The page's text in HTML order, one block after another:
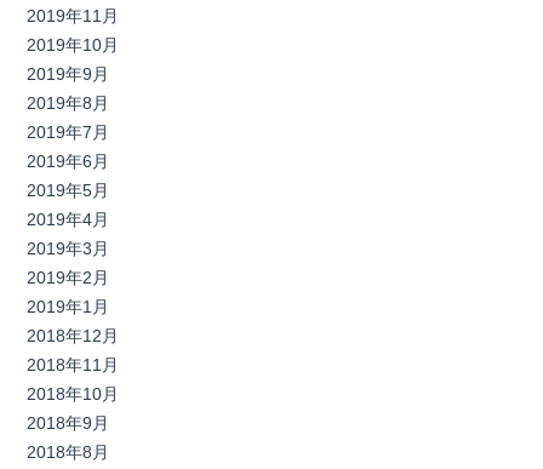
2019年11月
2019年10月
2019年9月
2019年8月
2019年7月
2019年6月
2019年5月
2019年4月
2019年3月
2019年2月
2019年1月
2018年12月
2018年11月
2018年10月
2018年9月
2018年8月